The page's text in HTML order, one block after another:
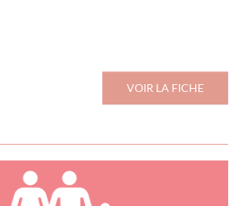
VOIR LA FICHE